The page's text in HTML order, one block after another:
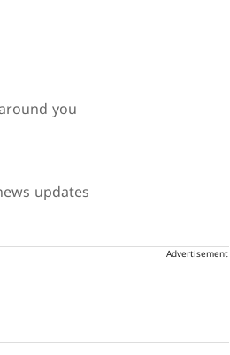
you
updates
Advertisement